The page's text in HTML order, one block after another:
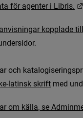
för personer
ta för agenter i Libris.
anvisningar kopplade till
och
e-latinsk skrift med
ar om källa, se Adminm